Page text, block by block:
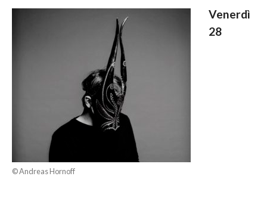
© Andreas Hornoff
Venerdì
28